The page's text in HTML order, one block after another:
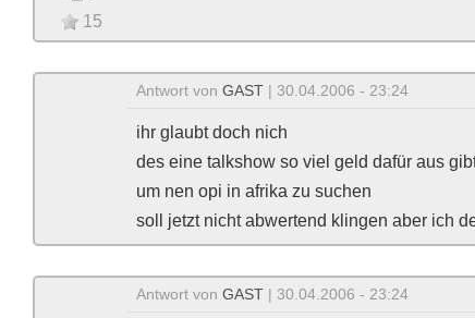
15
Antwort von GAST | 30.04.2006 - 23:24
ihr glaubt doch nich
des eine talkshow so viel geld dafür aus
um nen opi in afrika zu suchen
soll jetzt nicht abwertend klingen aber ich
Antwort von GAST | 30.04.2006 - 23:24